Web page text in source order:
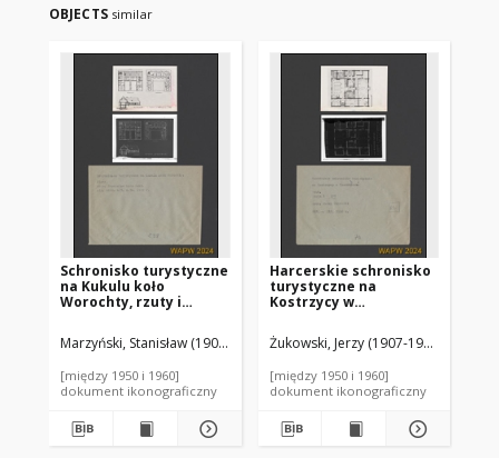
OBJECTS similar
Schronisko turystyczne
na Kukulu koło
Worochty, rzuty i
Marzyński, Stanisław (1904-1992). Autor
[między 1950 i 1960]
dokument ikonograficzny
Harcerskie schronisko
turystyczne na
Kostrzycy w
wysokiego parteru
Żukowski, Jerzy (1907-1980). Autor
[między 1950 i 1960]
dokument ikonograficzny